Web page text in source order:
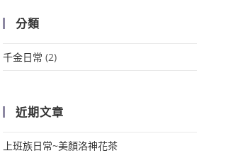
分類
千金日常 (2)
近期文章
上班族日常~美顏洛神花茶